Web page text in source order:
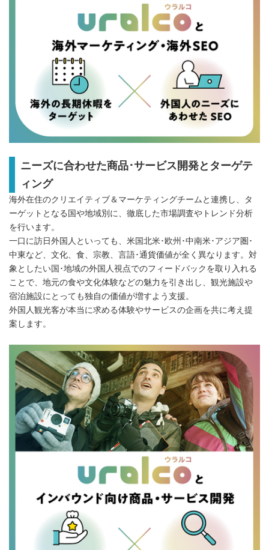
ニーズに合わせた商品･サービス開発とターゲテ
ィング
海外在住のクリエイティブ＆マーケティングチームと連携し、タ
ーゲットとなる国や地域別に、徹底した市場調査やトレンド分析
を行います。
一口に訪日外国人といっても、米国北米･欧州･中南米･アジア圏･
中東など、文化、食、宗教、言語･通貨価値が全く異なります。対
象としたい国･地域の外国人視点でのフィードバックを取り入れる
ことで、地元の食や文化体験などの魅力を引き出し、観光施設や
宿泊施設にとっても独自の価値が増すよう支援。
外国人観光客が本当に求める体験やサービスの企画を共に考え提
案します。